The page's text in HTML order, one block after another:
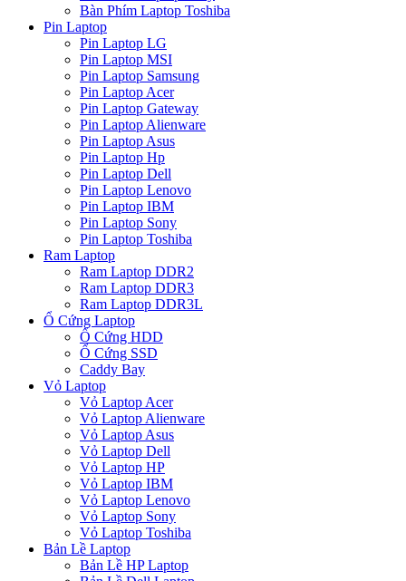
Bàn Phím Laptop Toshiba
Pin Laptop
Pin Laptop LG
Pin Laptop MSI
Pin Laptop Samsung
Pin Laptop Acer
Pin Laptop Gateway
Pin Laptop Alienware
Pin Laptop Asus
Pin Laptop Hp
Pin Laptop Dell
Pin Laptop Lenovo
Pin Laptop IBM
Pin Laptop Sony
Pin Laptop Toshiba
Ram Laptop
Ram Laptop DDR2
Ram Laptop DDR3
Ram Laptop DDR3L
Ổ Cứng Laptop
Ổ Cứng HDD
Ổ Cứng SSD
Caddy Bay
Vỏ Laptop
Vỏ Laptop Acer
Vỏ Laptop Alienware
Vỏ Laptop Asus
Vỏ Laptop Dell
Vỏ Laptop HP
Vỏ Laptop IBM
Vỏ Laptop Lenovo
Vỏ Laptop Sony
Vỏ Laptop Toshiba
Bản Lề Laptop
Bản Lề HP Laptop